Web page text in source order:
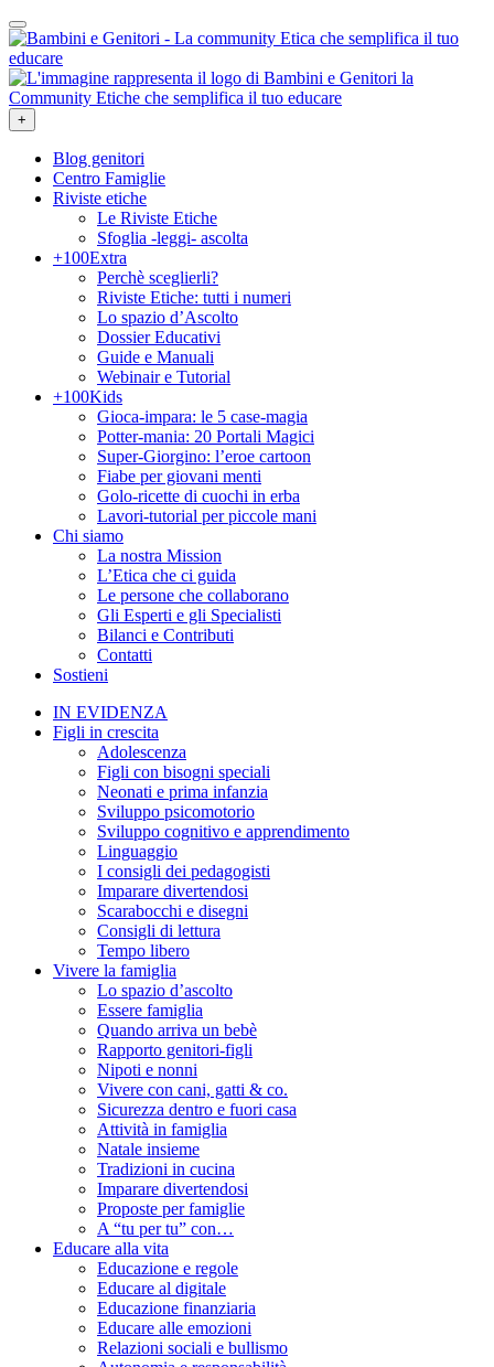
+
Blog genitori
Centro Famiglie
Riviste etiche
Le Riviste Etiche
Sfoglia -leggi- ascolta
+100Extra
Perchè sceglierli?
Riviste Etiche: tutti i numeri
Lo spazio d’Ascolto
Dossier Educativi
Guide e Manuali
Webinair e Tutorial
+100Kids
Gioca-impara: le 5 case-magia
Potter-mania: 20 Portali Magici
Super-Giorgino: l’eroe cartoon
Fiabe per giovani menti
Golo-ricette di cuochi in erba
Lavori-tutorial per piccole mani
Chi siamo
La nostra Mission
L’Etica che ci guida
Le persone che collaborano
Gli Esperti e gli Specialisti
Bilanci e Contributi
Contatti
Sostieni
IN EVIDENZA
Figli in crescita
Adolescenza
Figli con bisogni speciali
Neonati e prima infanzia
Sviluppo psicomotorio
Sviluppo cognitivo e apprendimento
Linguaggio
I consigli dei pedagogisti
Imparare divertendosi
Scarabocchi e disegni
Consigli di lettura
Tempo libero
Vivere la famiglia
Lo spazio d’ascolto
Essere famiglia
Quando arriva un bebè
Rapporto genitori-figli
Nipoti e nonni
Vivere con cani, gatti & co.
Sicurezza dentro e fuori casa
Attività in famiglia
Natale insieme
Tradizioni in cucina
Imparare divertendosi
Proposte per famiglie
A “tu per tu” con…
Educare alla vita
Educazione e regole
Educare al digitale
Educazione finanziaria
Educare alle emozioni
Relazioni sociali e bullismo